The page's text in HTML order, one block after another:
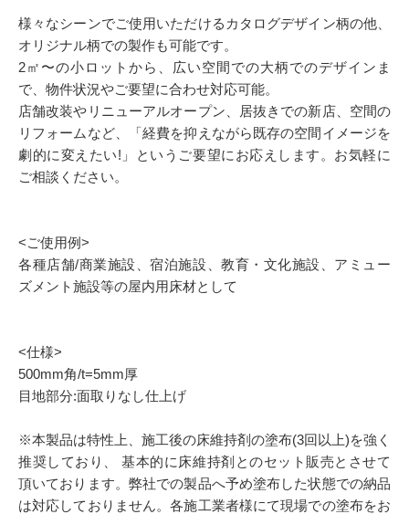
様々なシーンでご使用いただけるカタログデザイン柄の他、
オリジナル柄での製作も可能です。
2㎡〜の小ロットから、広い空間での大柄でのデザインま
で、物件状況やご要望に合わせ対応可能。
店舗改装やリニューアルオープン、居抜きでの新店、空間の
リフォームなど、「経費を抑えながら既存の空間イメージを
劇的に変えたい!」というご要望にお応えします。お気軽に
ご相談ください。
<ご使用例>
各種店舗/商業施設、宿泊施設、教育・文化施設、アミュー
ズメント施設等の屋内用床材として
<仕様>
500mm角/t=5mm厚
目地部分:面取りなし仕上げ
※本製品は特性上、施工後の床維持剤の塗布(3回以上)を強く
推奨しており、 基本的に床維持剤とのセット販売とさせて
頂いております。弊社での製品へ予め塗布した状態での納品
は対応しておりません。各施工業者様にて現場での塗布をお